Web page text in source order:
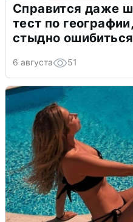
Справится даже
тест по
стыдно ошибиться
6 августа 51